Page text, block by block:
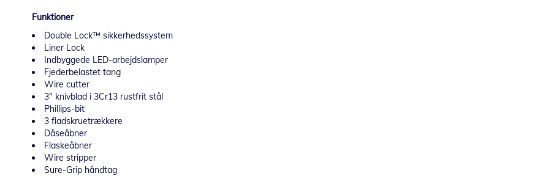
Funktioner
Double Lock™ sikkerhedssystem
Liner Lock
Indbyggede LED-arbejdslamper
Fjederbelastet tang
Wire cutter
3" knivblad i 3Cr13 rustfrit stål
Phillips-bit
3 fladskruetrækkere
Dåseåbner
Flaskeåbner
Wire stripper
Sure-Grip håndtag